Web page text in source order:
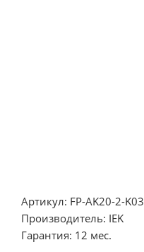
Артикул: FP-AK20-2-K03
Производитель: IEK
Гарантия: 12 мес.